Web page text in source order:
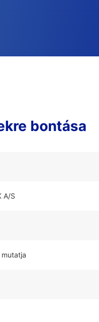
bontása
A/S